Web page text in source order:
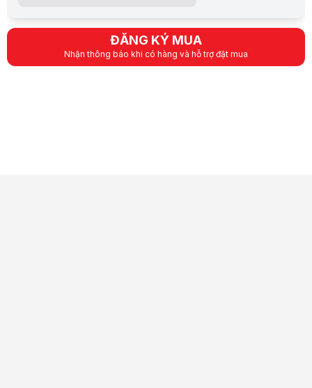
ĐĂNG KÝ MUA
Nhận thông báo khi có hàng và hỗ trợ đặt mua